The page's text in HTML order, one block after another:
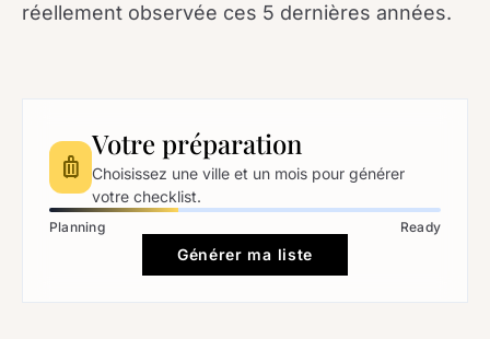
réellement observée ces 5 dernières années.
luggage
Votre préparation
Choisissez une ville et un mois pour générer
votre checklist.
Planning Ready
Générer ma liste